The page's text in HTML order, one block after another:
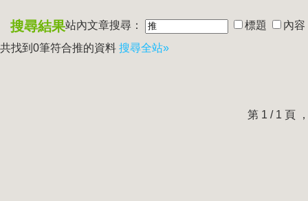
搜尋結果站內文章搜尋： 標題
內容
共找到0筆符合推的資料 搜尋全站»
第 1 / 1